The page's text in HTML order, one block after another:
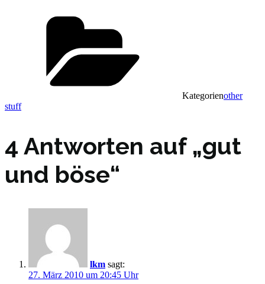
Kategorienother
stuff
4 Antworten auf „gut
und böse“
lkm sagt:
27. März 2010 um 20:45 Uhr